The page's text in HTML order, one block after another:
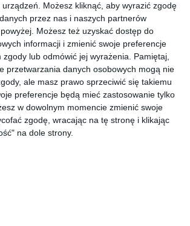
Możesz kliknąć, aby wyrazić zgodę
przez nas i naszych partnerów
Możesz też uzyskać dostęp do
informacji i zmienić swoje preferencje
lub odmówić jej wyrażenia.
Pamiętaj,
przetwarzania danych osobowych mogą nie
ale masz prawo sprzeciwić się takiemu
preferencje będą mieć zastosowanie tylko
w dowolnym momencie zmienić swoje
zgodę, wracając na tę stronę i klikając
na dole strony.
łazienka z szafką w
z szafką w zabudowie.
Nawrocka